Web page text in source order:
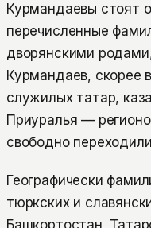
Курмандаевы стоят
перечисленные
дворянскими
Курмандаев, скорее
служилых татар,
Приуралья —
свободно
Географически
тюркских и
Башкортостан,